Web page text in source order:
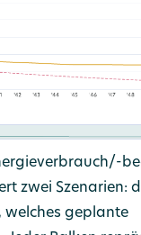
zwei Szenarien:
welches geplante